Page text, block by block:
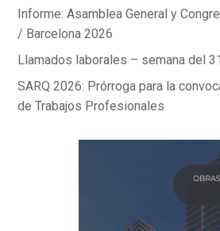
Informe: Asamblea General y
/ Barcelona 2026
Llamados laborales – semana del
SARQ 2026: Prórroga para la
de Trabajos Profesionales